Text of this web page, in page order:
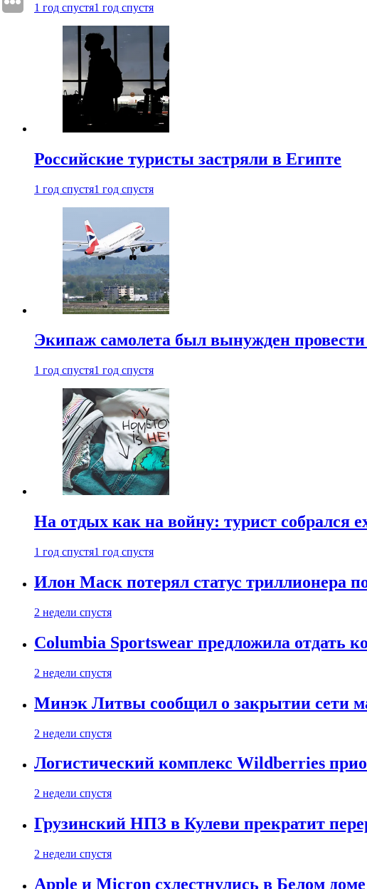
1 год спустя1 год спустя
Российские туристы застряли в Египте
1 год спустя1 год спустя
Экипаж самолета был вынужден провести
1 год спустя1 год спустя
На отдых как на войну: турист собрался
1 год спустя1 год спустя
Илон Маск потерял статус триллионера
2 недели спустя
Columbia Sportswear предложила отдать
2 недели спустя
Минэк Литвы сообщил о закрытии сети
2 недели спустя
Логистический комплекс Wildberries
2 недели спустя
Грузинский НПЗ в Кулеви прекратит
2 недели спустя
Apple и Micron схлестнулись в Белом